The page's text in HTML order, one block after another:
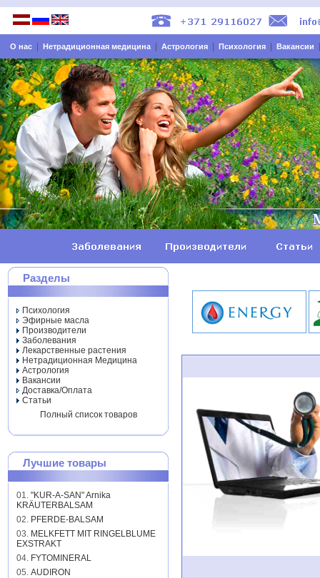
О нас| Нетрадиционная медицина| Астрология| Психология| Вакансии
Разделы
Психология
Эфирные масла
Производители
Заболевания
Лекарственные растения
Нетрадиционная Медицина
Астрология
Вакансии
Доставка/Оплата
Статьи
Полный список товаров
Лучшие товары
01. "KUR-A-SAN" Arnika
KRÄUTERBALSAM
02. PFERDE-BALSAM
03. MELKFETT MIT RINGELBLUME
EXSTRAKT
04. FYTOMINERAL
05. AUDIRON